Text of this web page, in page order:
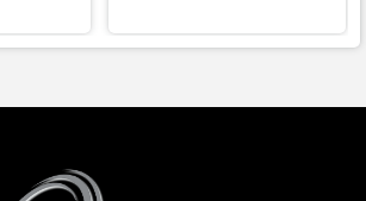
condenser chất lượng cao, khả năng
mọi dự án.